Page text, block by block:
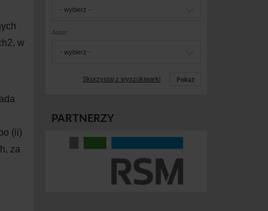
2, w
(ii)
za
- wybierz -
Autor:
- wybierz -
Skorzystaj z wyszukiwarki Pokaż
PARTNERZY